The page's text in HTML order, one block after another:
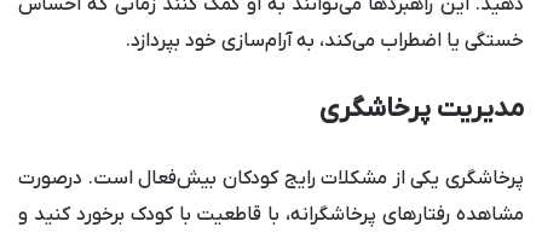
خستگی یا اضطراب می‌کند، به آرام‌سازی خود بپردازد.
مدیریت پرخاشگری
پرخاشگری یکی از مشکلات رایج کودکان بیش‌فعال است. درصورت
مشاهده رفتارهای پرخاشگرانه، با قاطعیت با کودک برخورد کنید و